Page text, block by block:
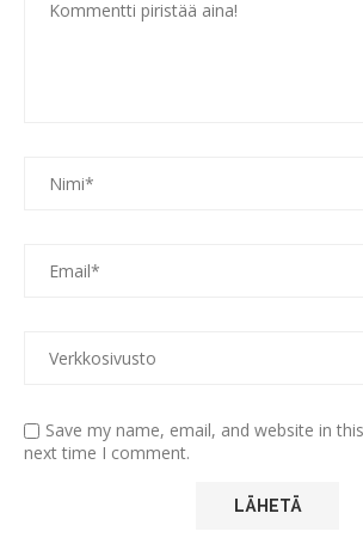
Save my name, email, and website in
next time I comment.